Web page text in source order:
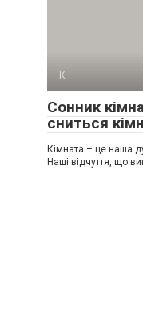
К
Сонник
сниться
Кімната – це наша
Наші відчуття, що